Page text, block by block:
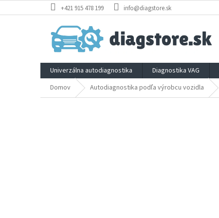
na
+421 915 478 199 info@diagstore.sk
Univerzálna autodiagnostika Diagnostika VAG
Domov
Autodiagnostika podľa výrobcu vozidla